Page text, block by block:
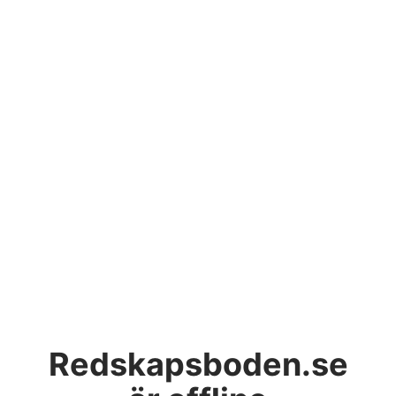
Redskapsboden.se